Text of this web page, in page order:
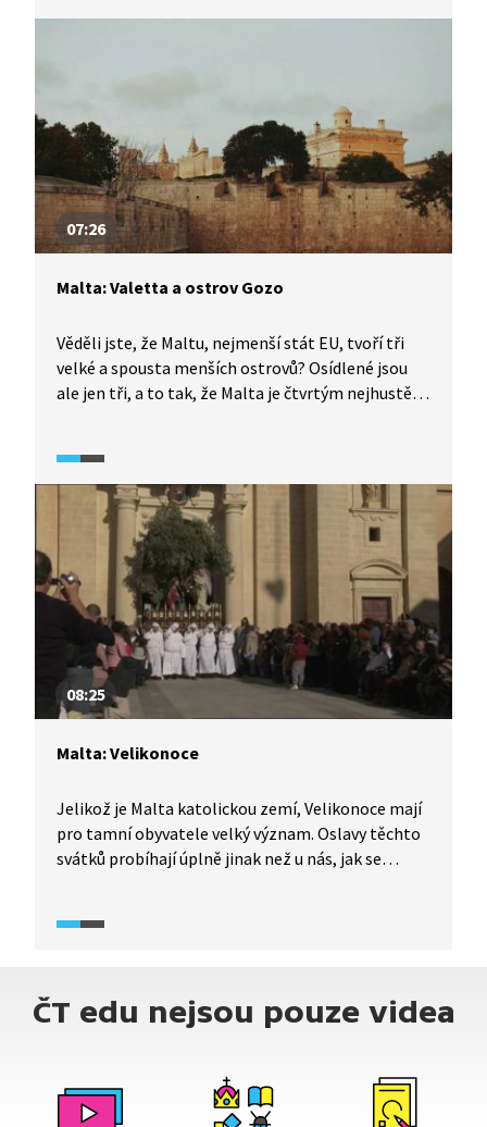
prehistorických zvířat. Kříž, který má Malta
na vlajce je vyznamenáním za obranu ve válce.
07:26
Malta: Valetta a ostrov Gozo
Věděli jste, že Maltu, nejmenší stát EU, tvoří tři
velké a spousta menších ostrovů? Osídlené jsou
ale jen tři, a to tak, že Malta je čtvrtým nejhustěji
slavnou fontánu Tritonů. Poté se vydáme
na ostrov Gozo, který má na rozdíl od většího
sousedního ostrova Malta venkovský charakter.
Gozo je známý díky pobřežním vápencovým
útvarům vytvořeným erozí.
08:25
Malta: Velikonoce
Jelikož je Malta katolickou zemí, Velikonoce mají
pro tamní obyvatele velký význam. Oslavy těchto
svátků probíhají úplně jinak než u nás, jak se
prohlédnout například na výstavách
se účastní až 700 postav.
ČT edu nejsou pouze videa